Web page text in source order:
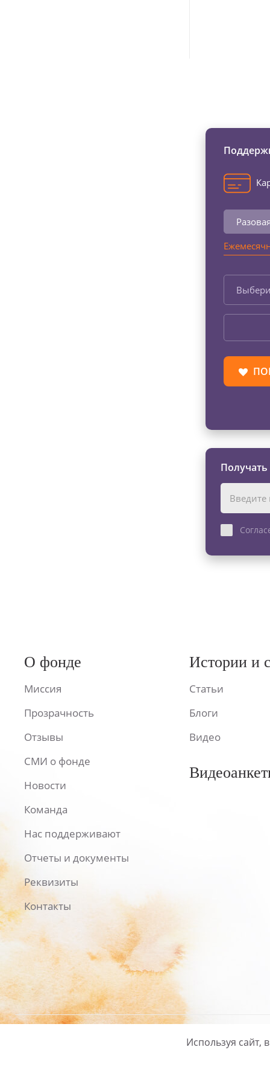
О фонде
Миссия
Прозрачность
Отзывы
СМИ о фонде
Новости
Команда
Нас поддерживают
Отчеты и документы
Реквизиты
Контакты
Истории и
Статьи
Блоги
Видео
Политика
Используя сайт,